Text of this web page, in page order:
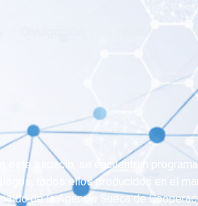
este espacio, se encuentran
todos ellos producidos en el
de la Agencia Sueca de